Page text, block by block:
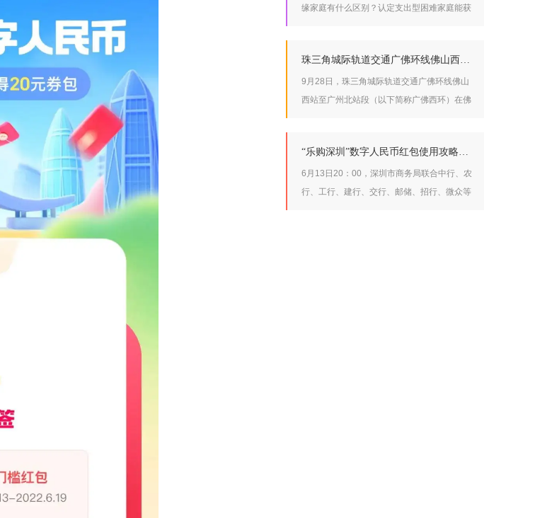
缘家庭有什么区别？认定支出型困难家庭能获
珠三角城际轨道交通广佛环线佛山西站至广州北站段开工建设
9月28日，珠三角城际轨道交通广佛环线佛山
西站至广州北站段（以下简称广佛西环）在佛
“乐购深圳”数字人民币红包使用攻略来啦
6月13日20：00，深圳市商务局联合中行、农
行、工行、建行、交行、邮储、招行、微众等